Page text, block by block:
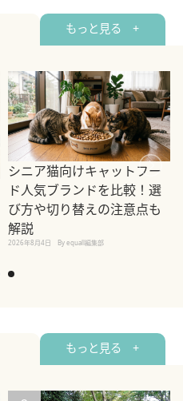
もっと見る +
シニア猫向けキャットフー
ド人気ブランドを比較！選
び方や切り替えの注意点も
解説
2026年8月4日 By equall編集部
もっと見る +